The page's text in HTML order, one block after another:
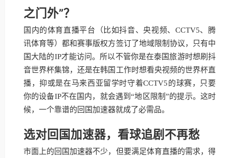
之门外”？
国内的体育直播平台（比如抖音、央视频、CCTV5、腾
讯体育等）都和赛事版权方签订了地域限制协议，只有中
国大陆的IP才能访问。所以不管你是在泰国旅游时想刷抖
音世界杯集锦，还是在韩国工作时想看央视频的世界杯直
播，抑或是在马来西亚留学时守着CCTV5的球赛，只要
你的设备IP不在国内，就会遇到“地区限制”的提示。这时
候，一个靠谱的回国加速器就成了必需品。
选对回国加速器，看球追剧不再愁
市面上的回国加速器不少，但要满足体育直播的需求，得